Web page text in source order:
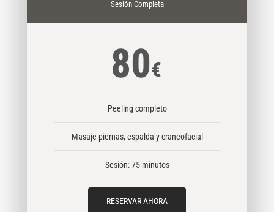
Sesión Completa
80€
Peeling completo
Masaje piernas, espalda y craneofacial
Sesión: 75 minutos
RESERVAR AHORA